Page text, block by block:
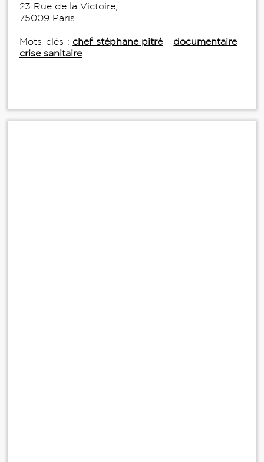
23 Rue de la Victoire,
75009 Paris
Mots-clés : chef stéphane pitré- documentaire-
crise sanitaire